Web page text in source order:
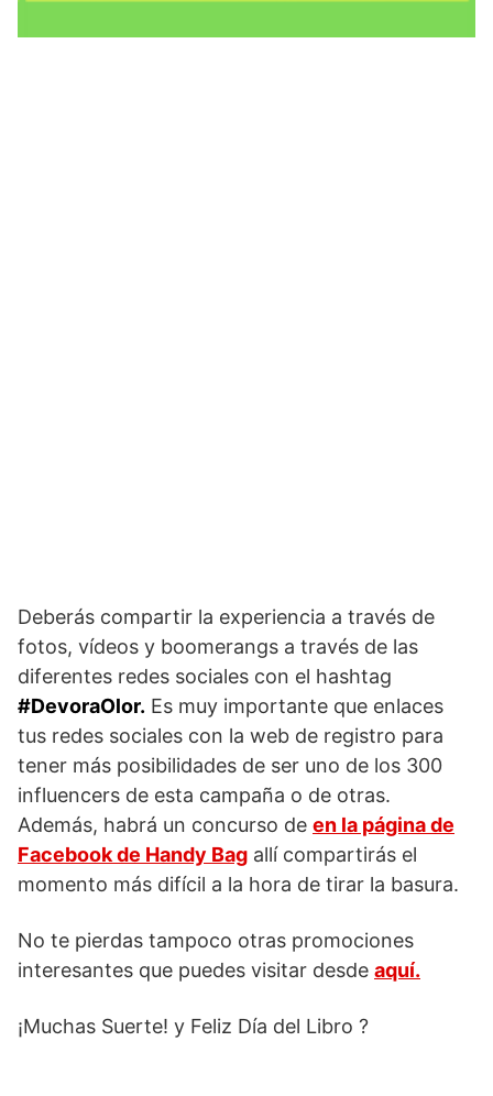
Deberás compartir la experiencia a través de
fotos, vídeos y boomerangs a través de las
diferentes redes sociales con el hashtag
#DevoraOlor. Es muy importante que enlaces
tus redes sociales con la web de registro para
tener más posibilidades de ser uno de los 300
influencers de esta campaña o de otras.
Además, habrá un concurso de en la página de
Facebook de Handy Bag allí compartirás el
momento más difícil a la hora de tirar la basura.
No te pierdas tampoco otras promociones
interesantes que puedes visitar desde aquí.
¡Muchas Suerte! y Feliz Día del Libro ?